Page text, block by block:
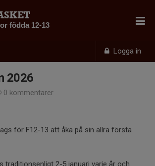
Logga in
födda 12-13
2026
0 kommentarer
för F12-13 att åka på sin allra första
traditionsenligt 2-5 januari varje år och